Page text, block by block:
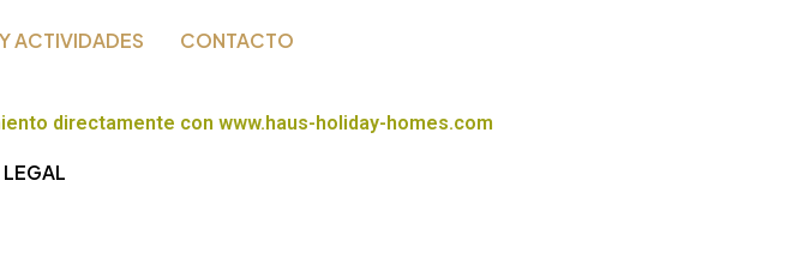
ACTIVIDADES CONTACTO
directamente con www.haus-holiday-homes.com